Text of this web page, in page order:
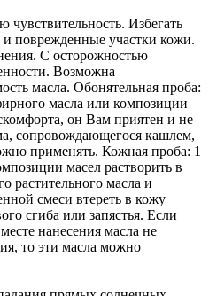
Избегать
и поврежденные участки кожи.
С осторожностью
Возможна
масла. Обонятельная проба:
масла или композиции
он Вам приятен и не
сопровождающегося кашлем,
применять. Кожная проба: 1
масел растворить в
растительного масла и
смеси втереть в кожу
сгиба или запястья. Если
нанесения масла не
то эти масла можно